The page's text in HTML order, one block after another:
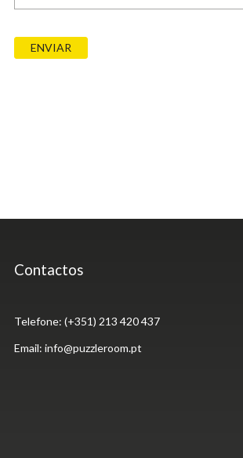
ENVIAR
Contactos
Telefone: (+351) 213 420 437
Email: info@puzzleroom.pt